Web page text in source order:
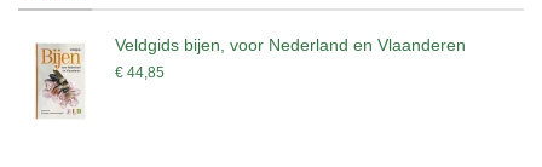
Veldgids bijen, voor Nederland en Vlaanderen
€ 44,85